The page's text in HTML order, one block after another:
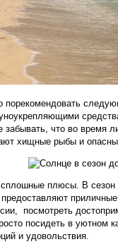
что во время
хищные рыбы и
плюсы. В сезон
посмотреть
посидеть в уютном
и удовольствия.